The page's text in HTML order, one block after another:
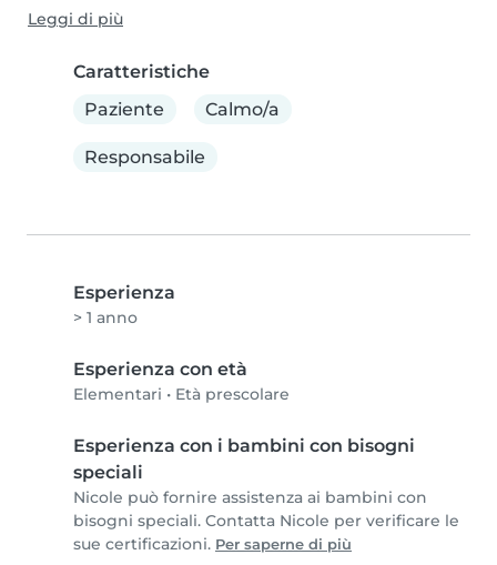
Leggi di più
Caratteristiche
Paziente
Calmo/a
Responsabile
Esperienza
> 1 anno
Esperienza con età
Elementari • Età prescolare
Esperienza con i bambini con bisogni
speciali
Nicole può fornire assistenza ai bambini con
bisogni speciali. Contatta Nicole per verificare le
sue certificazioni. Per saperne di più